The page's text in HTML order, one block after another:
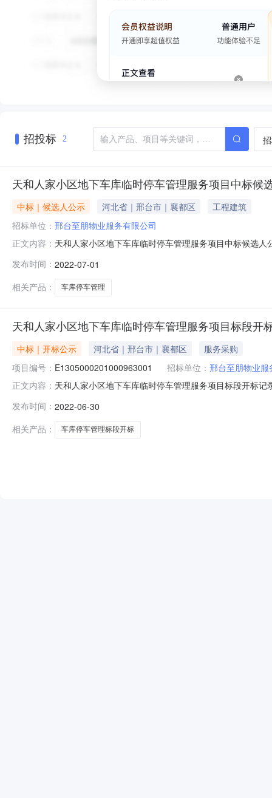
招投标 2
天和人家小区地下车库临时停车管理服务项目中标候
中标｜候选人公示 河北省｜邢台市｜襄都区
工程建筑
招标单位： 邢台至朋物业服务有限公司
正文内容： 天和人家小区地下车库临时停车管理服务项目中标候选
市-市辖区开标时间:2022-06-3009:00开标地点:邢台市公
发布时间： 2022-07-01
相关产品：
车库停车管理
天和人家小区地下车库临时停车管理服务项目标段开
中标｜开标公示 河北省｜邢台市｜襄都区
服务采购
项目编号： E1305000201000963001 招标单位： 邢台至朋物业服
正文内容： 天和人家小区地下车库临时停车管理服务项目标段开标
2821:40:15。2、投标人名称：邢台市乐佳物业服务有限
发布时间： 2022-06-30
相关产品：
车库停车管理标段开标